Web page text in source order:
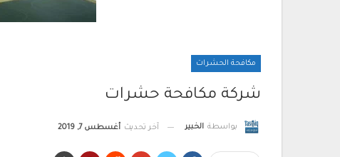
مكافحة الحشرات
شركة مكافحة حشرات
بواسطة الخبير آخر تحديث أغسطس 7, 2019